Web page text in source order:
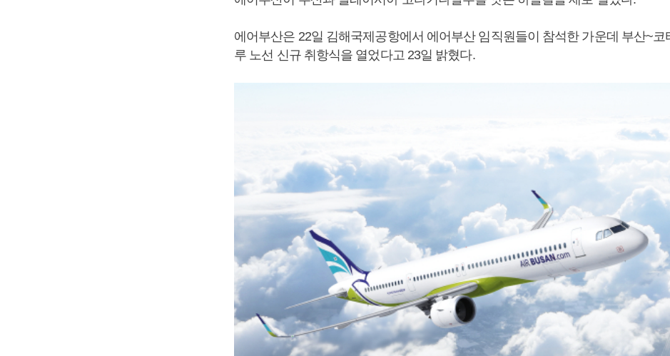
에어부산은 22일 김해국제공항에서 에어부산 임직원들이 참석한 가운데 부산~코
루 노선 신규 취항식을 열었다고 23일 밝혔다.